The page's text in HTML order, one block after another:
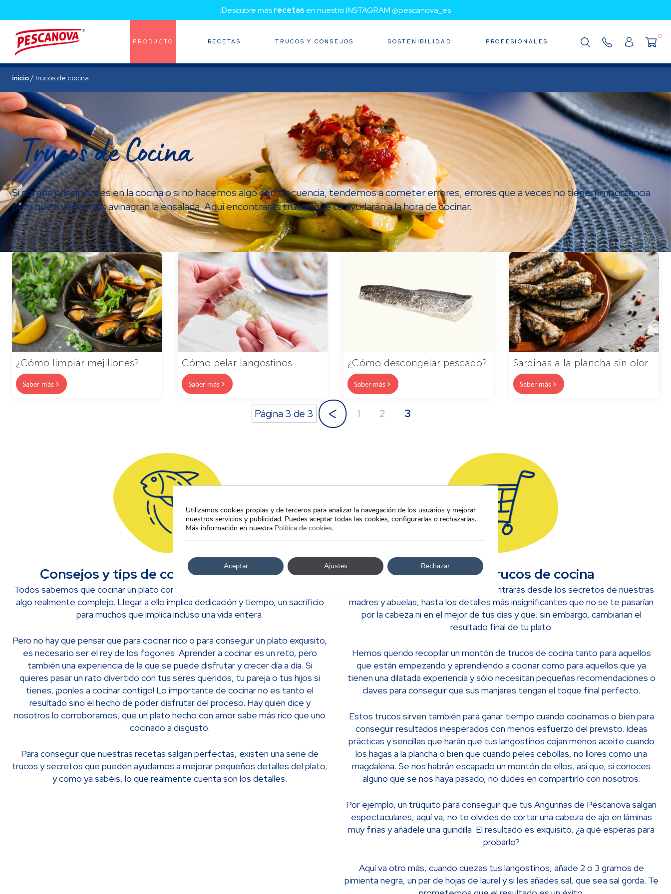
¡Descubre másrecetas en nuestro INSTAGRAM @pescanova_es
PRODUCTO RECETAS TRUCOS Y CONSEJOS SOSTENIBILIDAD PROFESIONALES
0
inicio /trucos de cocina
Trucos de Cocina
Si somos principiantes en la cocina o si no hacemos algo con frecuencia, tendemos a cometer errores, errores que a veces no tienen importancia
pero que a veces nos avinagran la ensalada. Aquí encontrarás trucos que te ayudarán a la hora de cocinar.
¿Cómo limpiar mejillones?
Saber más
Cómo pelar langostinos
Saber más
¿Cómo descongelar pescado?
Saber más
Sardinas a la plancha sin olor
Saber más
Página 3 de 3 « 1 2 3
Consejos y tips de cocina con Pescanova
Todos sabemos que cocinar un plato como un auténtico chef cinco estrellas es
algo realmente complejo. Llegar a ello implica dedicación y tiempo, un sacrificio
para muchos que implica incluso una vida entera.
Pero no hay que pensar que para cocinar rico o para conseguir un plato exquisito,
es necesario ser el rey de los fogones. Aprender a cocinar es un reto, pero
también una experiencia de la que se puede disfrutar y crecer día a día. Si
quieres pasar un rato divertido con tus seres queridos, tu pareja o tus hijos si
tienes, ¡ponles a cocinar contigo! Lo importante de cocinar no es tanto el
resultado sino el hecho de poder disfrutar del proceso. Hay quien dice y
nosotros lo corroboramos, que un plato hecho con amor sabe más rico que uno
cocinado a disgusto.
Para conseguir que nuestras recetas salgan perfectas, existen una serie de
trucos y secretos que pueden ayudarnos a mejorar pequeños detalles del plato,
y como ya sabéis, lo que realmente cuenta son los detalles.
Los mejores trucos de cocina
Entre nuestros trucos de cocina encontrarás desde los secretos de nuestras
madres y abuelas, hasta los detalles más insignificantes que no se te pasarían
por la cabeza ni en el mejor de tus días y que, sin embargo, cambiarían el
resultado final de tu plato.
Hemos querido recopilar un montón de trucos de cocina tanto para aquellos
que están empezando y aprendiendo a cocinar como para aquellos que ya
tienen una dilatada experiencia y sólo necesitan pequeñas recomendaciones o
claves para conseguir que sus manjares tengan el toque final perfecto.
Estos trucos sirven también para ganar tiempo cuando cocinamos o bien para
conseguir resultados inesperados con menos esfuerzo del previsto. Ideas
prácticas y sencillas que harán que tus langostinos cojan menos aceite cuando
los hagas a la plancha o bien que cuando peles cebollas, no llores como una
magdalena. Se nos habrán escapado un montón de ellos, así que, si conoces
alguno que se nos haya pasado, no dudes en compartirlo con nosotros.
Por ejemplo, un truquito para conseguir que tus Anguriñas de Pescanova salgan
espectaculares, aquí va, no te olvides de cortar una cabeza de ajo en láminas
muy finas y añádele una guindilla. El resultado es exquisito, ¿a qué esperas para
probarlo?
Aquí va otro más, cuando cuezas tus langostinos, añade 2 o 3 gramos de
pimienta negra, un par de hojas de laurel y si les añades sal, que sea sal gorda. Te
Utilizamos cookies propias y de terceros para analizar la navegación de los usuarios y mejorar
nuestros servicios y publicidad. Puedes aceptar todas las cookies, configurarlas o rechazarlas.
Más información en nuestra Política de cookies.
Aceptar Rechazar
Ajustes